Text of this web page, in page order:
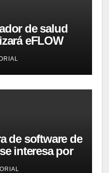
de salud
eFLOW
de software de
interesa por